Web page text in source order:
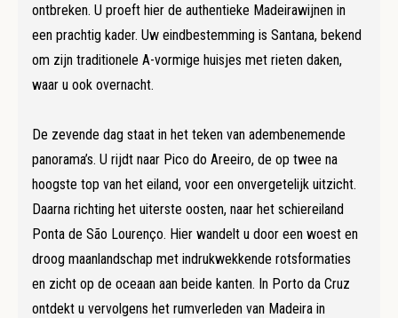
ontbreken. U proeft hier de authentieke Madeirawijnen in
een prachtig kader. Uw eindbestemming is Santana, bekend
om zijn traditionele A-vormige huisjes met rieten daken,
waar u ook overnacht.
De zevende dag staat in het teken van adembenemende
panorama’s. U rijdt naar Pico do Areeiro, de op twee na
hoogste top van het eiland, voor een onvergetelijk uitzicht.
Daarna richting het uiterste oosten, naar het schiereiland
Ponta de São Lourenço. Hier wandelt u door een woest en
droog maanlandschap met indrukwekkende rotsformaties
en zicht op de oceaan aan beide kanten. In Porto da Cruz
ontdekt u vervolgens het rumverleden van Madeira in